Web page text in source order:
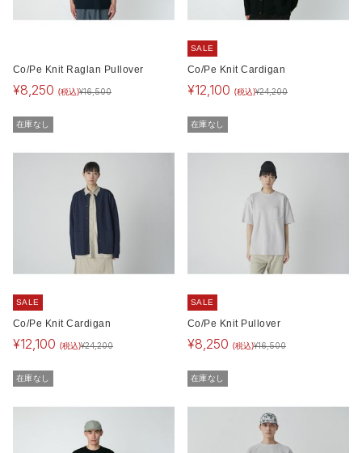
Co/Pe Knit Raglan Pullover
¥8,250 (税込)¥16,500
SALE
Co/Pe Knit Cardigan
¥12,100 (税込)¥24,200
在庫なし
SALE
Co/Pe Knit Cardigan
¥12,100 (税込)¥24,200
在庫なし
SALE
Co/Pe Knit Pullover
¥8,250 (税込)¥16,500
在庫なし 在庫なし